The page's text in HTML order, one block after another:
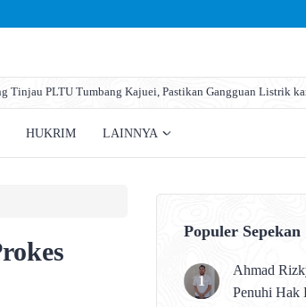
Tinjau PLTU Tumbang Kajuei, Pastikan Gangguan Listrik
HUKRIM LAINNYA
Populer Sepekan
Ahmad
Penuhi Hak